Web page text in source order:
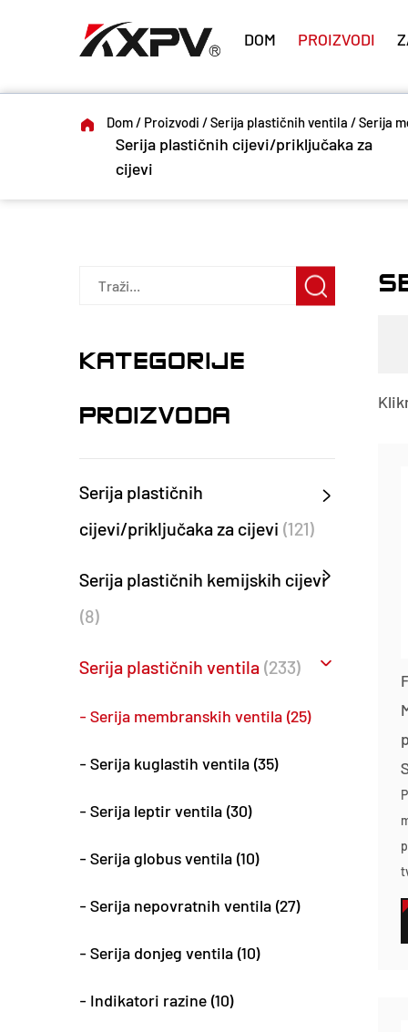
DOM PROIZVODI
Dom/ Proizvodi /Serija plastičnih ventila /Serija
Serija plastičnih cijevi/priključaka za
cijevi
KATEGORIJE
PROIZVODA
Serija plastičnih
cijevi/priključaka za cijevi (121)
Serija plastičnih kemijskih cijevi
(8)
Serija plastičnih ventila (233)
- Serija membranskih ventila (25)
- Serija kuglastih ventila (35)
- Serija leptir ventila (30)
- Serija globus ventila (10)
- Serija nepovratnih ventila (27)
- Serija donjeg ventila (10)
- Indikatori razine (10)